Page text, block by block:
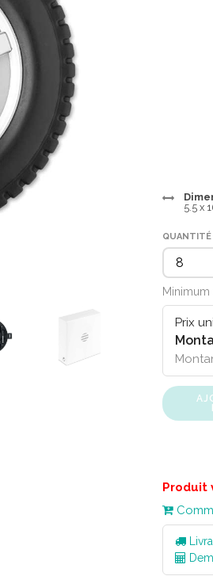
5.5 x
QUANTITÉ
Prix
Produit